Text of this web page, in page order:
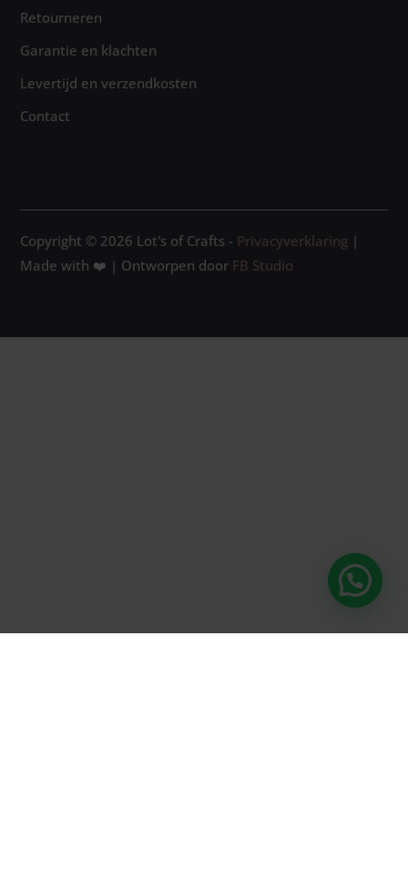
Retourneren
Garantie en klachten
Levertijd en verzendkosten
Contact
Copyright © 2026 Lot's of Crafts - Privacyverklaring |
Made with ❤️ | Ontworpen door FB Studio